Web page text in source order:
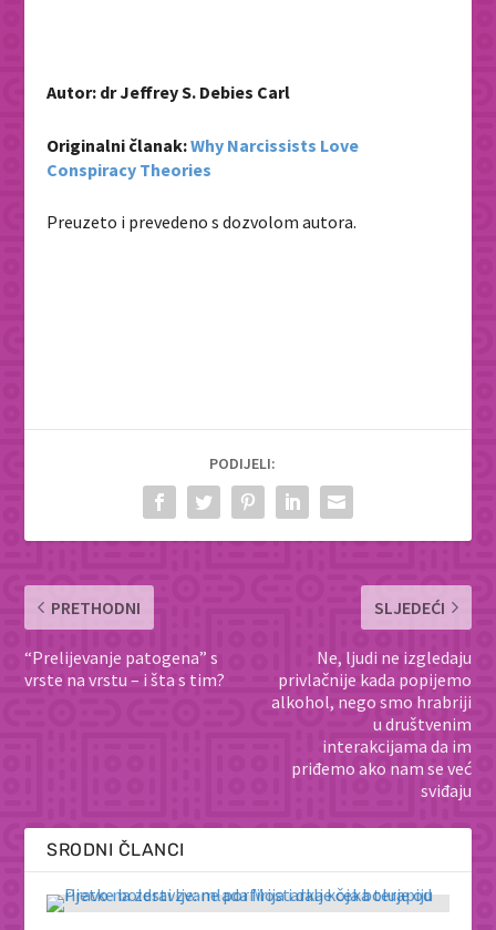
Autor: dr Jeffrey S. Debies Carl
Originalni članak:Why Narcissists Love
Conspiracy Theories
Preuzeto i prevedeno s dozvolom autora.
PODIJELI:
PRETHODNI
“Prelijevanje patogena” s
vrste na vrstu – i šta s tim?
SLJEDEĆI
Ne, ljudi ne izgledaju
privlačnije kada popijemo
alkohol, nego smo hrabriji
u društvenim
interakcijama da im
priđemo ako nam se već
sviđaju
SRODNI ČLANCI